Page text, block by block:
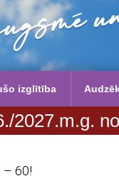
izglītība
no 29.
– 60!